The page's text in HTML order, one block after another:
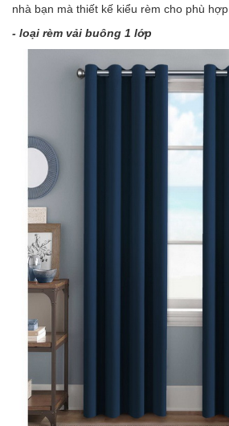
nhà bạn mà thiết kế kiểu rèm cho phù hợp
- loại rèm vải buông 1 lớp